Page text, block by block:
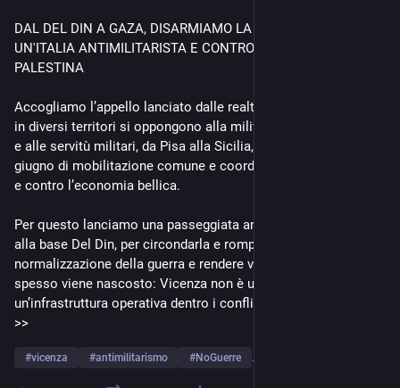
DAL DEL DIN A GAZA, DISARMIAMO LA GUERRA: PER
UN'ITALIA ANTIMILITARISTA E CONTRO IL GENOCIDIO IN
PALESTINA
Accogliamo l’appello lanciato dalle realtà e dai movimenti che
in diversi territori si oppongono alla militarizzazione, alle basi
e alle servitù militari, da Pisa alla Sicilia, per costruire un 2
giugno di mobilitazione comune e coordinata contro la guerra
e contro l’economia bellica.
Per questo lanciamo una passeggiata antimilitarista attorno
alla base Del Din, per circondarla e rompere la
normalizzazione della guerra e rendere visibile ciò che troppo
spesso viene nascosto: Vicenza non è una città neutrale, ma
un’infrastruttura operativa dentro i conflitti globali.
>>
#vicenza #antimilitarismo #NoGuerre …and 2 more